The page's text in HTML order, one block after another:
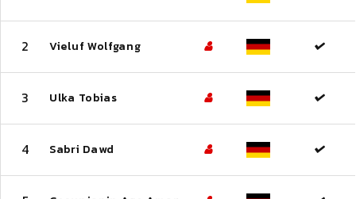
2 Vieluf Wolfgang
3 Ulka Tobias
4 Sabri Dawd